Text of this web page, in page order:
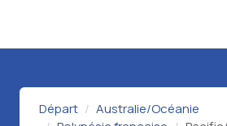
Départ
Australie/Océanie